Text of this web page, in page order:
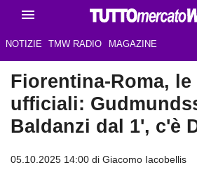
NOTIZIE TMW RADIO MAGAZINE
Fiorentina-Roma,
ufficiali:
Baldanzi dal 1', c'è
05.10.2025 14:00 di Giacomo Iacobellis